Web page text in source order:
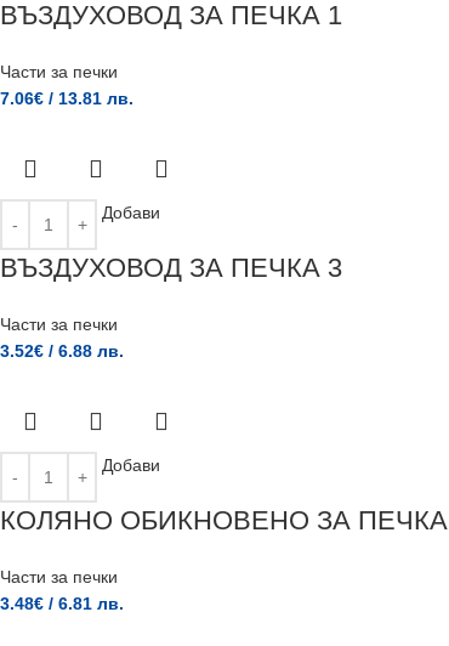
ВЪЗДУХОВОД ЗА ПЕЧКА 1
Части за печки
7.06€ / 13.81 лв.
Добави
ВЪЗДУХОВОД ЗА ПЕЧКА 3
Части за печки
3.52€ / 6.88 лв.
Добави
КОЛЯНО ОБИКНОВЕНО ЗА ПЕЧКА
Части за печки
3.48€ / 6.81 лв.